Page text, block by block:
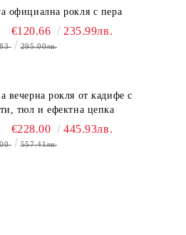
официална рокля с пера
€120.66 235.99лв.
295.00лв.
вечерна рокля от кадифе с
тюл и ефектна цепка
€228.00 445.93лв.
557.41лв.